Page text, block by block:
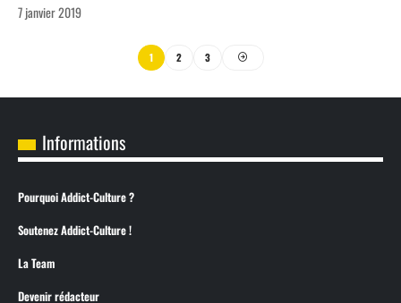
7 janvier 2019
1 2 3
Informations
Pourquoi Addict-Culture ?
Soutenez Addict-Culture !
La Team
Devenir rédacteur